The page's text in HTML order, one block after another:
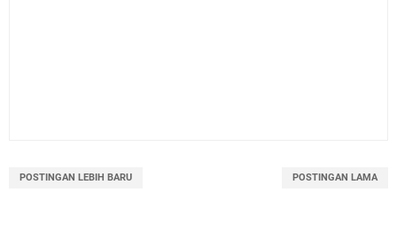
POSTINGAN LEBIH BARU POSTINGAN LAMA